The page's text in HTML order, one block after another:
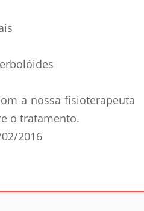
a nossa fisioterapeuta
o tratamento.
2016